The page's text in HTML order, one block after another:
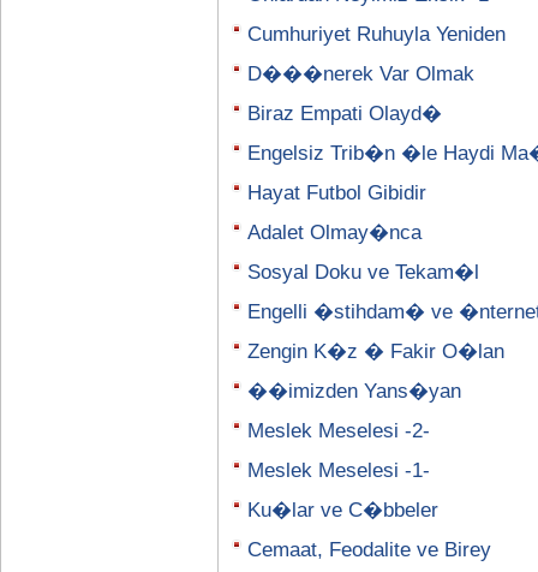
Cumhuriyet Ruhuyla Yeniden
D���nerek Var Olmak
Biraz Empati Olayd�
Engelsiz Trib�n �le Haydi
Hayat Futbol Gibidir
Adalet Olmay�nca
Sosyal Doku ve Tekam�l
Engelli �stihdam� ve
Zengin K�z � Fakir O�lan
��imizden Yans�yan
Meslek Meselesi -2-
Meslek Meselesi -1-
Ku�lar ve C�bbeler
Cemaat, Feodalite ve Birey